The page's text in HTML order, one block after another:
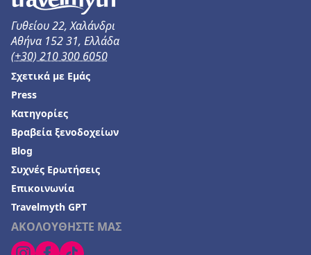
Γυθείου 22, Χαλάνδρι
Αθήνα 152 31, Ελλάδα
(+30) 210 300 6050
ΑΚΟΛΟΥΘΗΣΤΕ ΜΑΣ
Σχετικά με Εμάς
Press
Κατηγορίες
Βραβεία ξενοδοχείων
Blog
Συχνές Ερωτήσεις
Επικοινωνία
Travelmyth GPT